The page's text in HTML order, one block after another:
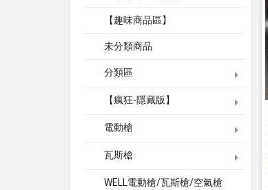
【趣味商品區】
未分類商品
分類區
【瘋狂-隱藏版】
電動槍
瓦斯槍
WELL電動槍/瓦斯槍/空氣槍